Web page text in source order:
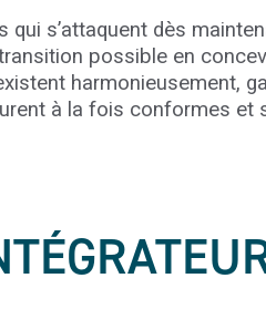
qui s’attaquent dès
possible en
harmonieusement,
à la fois conformes et